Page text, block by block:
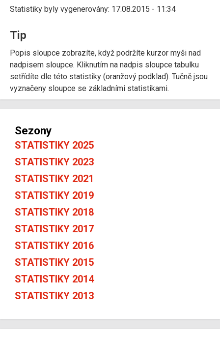
Statistiky byly vygenerovány: 17.08.2015 - 11:34
Tip
Popis sloupce zobrazíte, když podržíte kurzor myši nad
nadpisem sloupce. Kliknutím na nadpis sloupce tabulku
setřídíte dle této statistiky (oranžový podklad). Tučně jsou
vyznačeny sloupce se základními statistikami.
Sezony
STATISTIKY 2025
STATISTIKY 2023
STATISTIKY 2021
STATISTIKY 2019
STATISTIKY 2018
STATISTIKY 2017
STATISTIKY 2016
STATISTIKY 2015
STATISTIKY 2014
STATISTIKY 2013